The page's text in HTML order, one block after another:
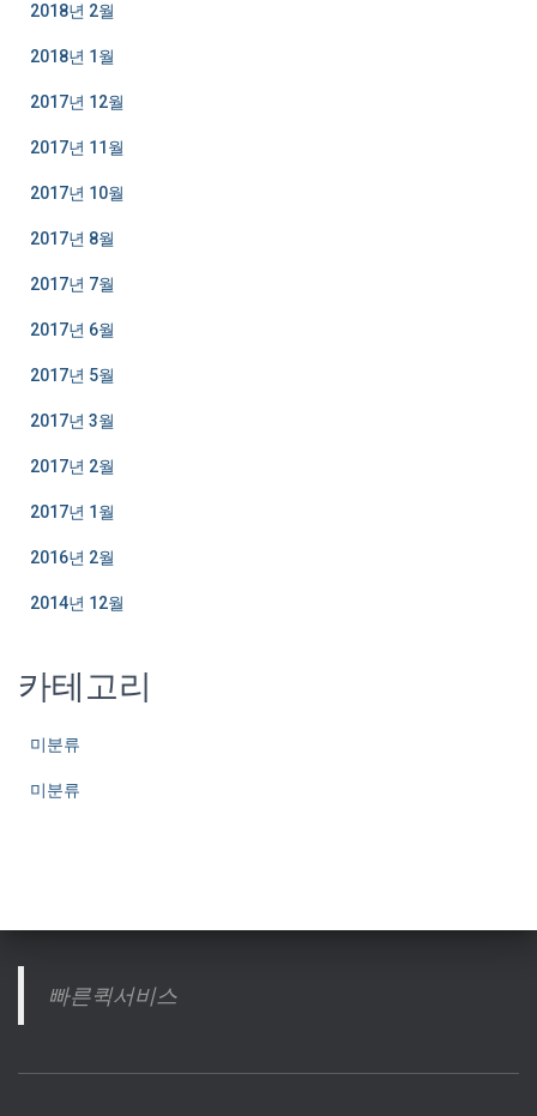
2018년 2월
2018년 1월
2017년 12월
2017년 11월
2017년 10월
2017년 8월
2017년 7월
2017년 6월
2017년 5월
2017년 3월
2017년 2월
2017년 1월
2016년 2월
2014년 12월
카테고리
미분류
미분류
빠른퀵서비스